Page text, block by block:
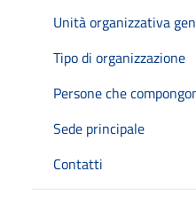
Unità organizzativa
Tipo di organizzazione
Persone che
Sede principale
Contatti